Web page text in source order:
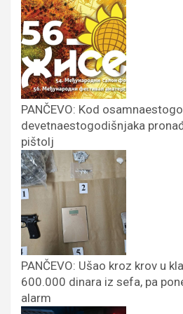
PANČEVO: Kod
devetnaestogodišnjaka
pištolj
PANČEVO: Ušao kroz krov u
600.000 dinara iz sefa, pa
alarm